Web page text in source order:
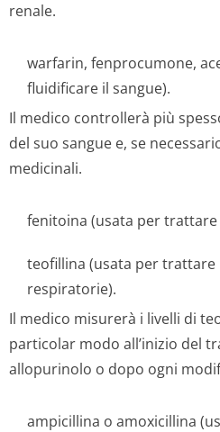
renale.
warfarin, fenprocumone,
fluidificare il sangue).
Il medico controllerà più
del suo sangue e, se
medicinali.
fenitoina (usata per trattare
teofillina (usata per trattare
respiratorie).
Il medico misurerà i livelli di
particolar modo all’inizio del
allopurinolo o dopo ogni
ampicillina o amoxicillina